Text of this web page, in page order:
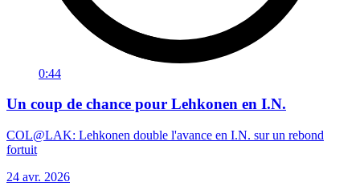
0:44
Un coup de chance pour Lehkonen en I.N.
COL@LAK: Lehkonen double l'avance en I.N. sur un rebond
fortuit
24 avr. 2026